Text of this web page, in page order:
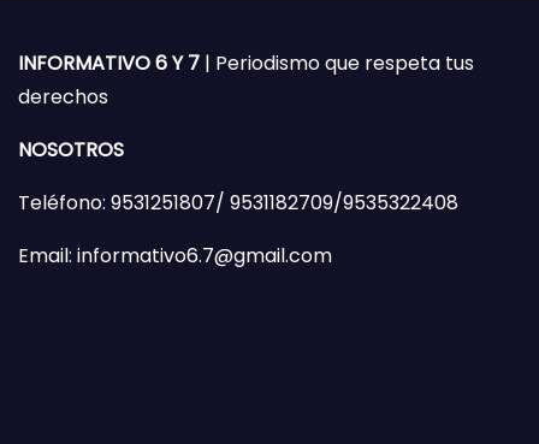
INFORMATIVO 6 Y 7 | Periodismo que respeta tus
derechos
NOSOTROS
Teléfono: 9531251807/ 9531182709/9535322408
Email: informativo6.7@gmail.com